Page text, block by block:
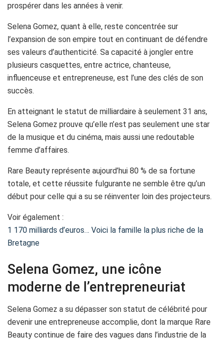
prospérer dans les années à venir.
Selena Gomez, quant à elle, reste concentrée sur
l’expansion de son empire tout en continuant de défendre
ses valeurs d’authenticité. Sa capacité à jongler entre
plusieurs casquettes, entre actrice, chanteuse,
influenceuse et entrepreneuse, est l’une des clés de son
succès.
En atteignant le statut de milliardaire à seulement 31 ans,
Selena Gomez prouve qu’elle n’est pas seulement une star
de la musique et du cinéma, mais aussi une redoutable
femme d’affaires.
Rare Beauty représente aujourd’hui 80 % de sa fortune
totale, et cette réussite fulgurante ne semble être qu’un
début pour celle qui a su se réinventer loin des projecteurs.
Voir également :
1 170 milliards d’euros… Voici la famille la plus riche de la
Bretagne
Selena Gomez, une icône
moderne de l’entrepreneuriat
Selena Gomez a su dépasser son statut de célébrité pour
devenir une entrepreneuse accomplie, dont la marque Rare
Beauty continue de faire des vagues dans l’industrie de la